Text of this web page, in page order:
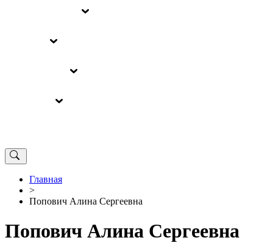
Главная
>
Попович Алина Сергеевна
Попович Алина Сергеевна